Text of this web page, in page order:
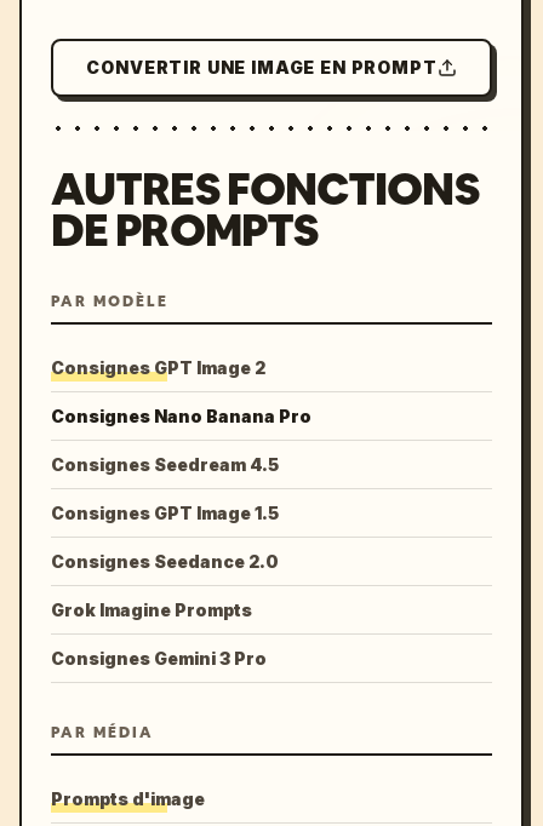
CONVERTIR UNE IMAGE EN PROMPT
AUTRES FONCTIONS
DE PROMPTS
PAR MODÈLE
Consignes GPT Image 2
Consignes Nano Banana Pro
Consignes Seedream 4.5
Consignes GPT Image 1.5
Consignes Seedance 2.0
Grok Imagine Prompts
Consignes Gemini 3 Pro
PAR MÉDIA
Prompts d'image